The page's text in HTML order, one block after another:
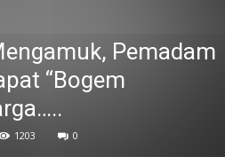
Pemadam
“Bogem
1203 0